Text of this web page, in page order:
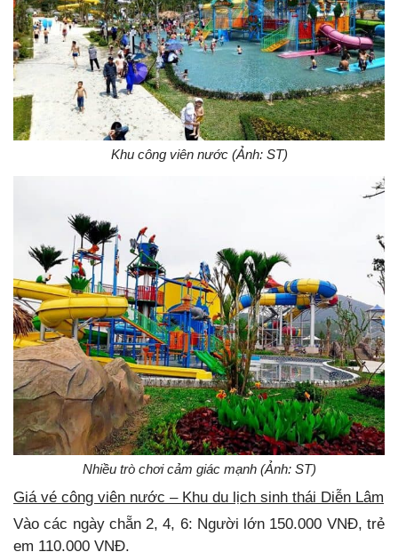
Khu công viên nước (Ảnh: ST)
Nhiều trò chơi cảm giác mạnh (Ảnh: ST)
Giá vé công viên nước – Khu du lịch sinh thái Diễn Lâm
Vào các ngày chẵn 2, 4, 6: Người lớn 150.000 VNĐ, trẻ
em 110.000 VNĐ.